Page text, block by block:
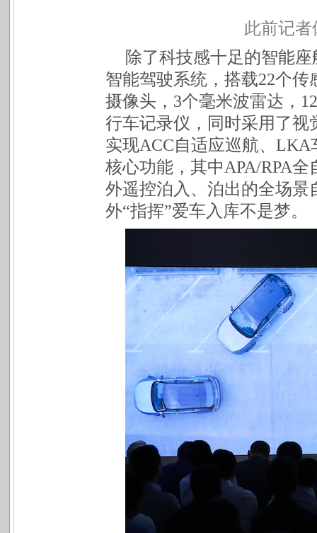
此前记
除了科技感十足的智能
智能驾驶系统，搭载22个
摄像头，3个毫米波雷达，
行车记录仪，同时采用了
实现ACC自适应巡航、LKA
核心功能，其中APA/RPA
外遥控泊入、泊出的全场
外“指挥”爱车入库不是梦。